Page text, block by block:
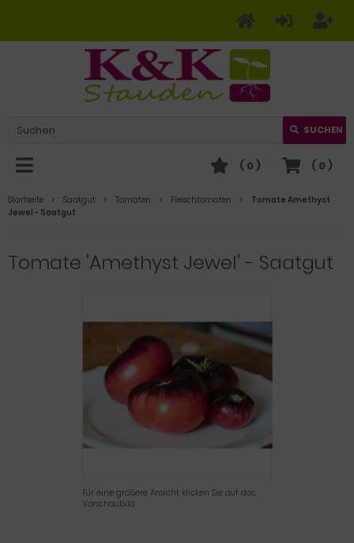
SUCHEN
( 0 )
( 0 )
Startseite Saatgut Tomaten Fleischtomaten
Tomate Amethyst
Jewel - Saatgut
Tomate 'Amethyst Jewel' - Saatgut
Für eine größere Ansicht klicken Sie auf das
Vorschaubild